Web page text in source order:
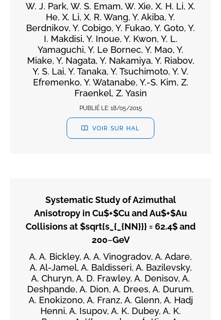
W. J. Park, W. S. Emam, W. Xie, X. H. Li, X.
He, X. Li, X. R. Wang, Y. Akiba, Y.
Berdnikov, Y. Cobigo, Y. Fukao, Y. Goto, Y.
I. Makdisi, Y. Inoue, Y. Kwon, Y. L.
Yamaguchi, Y. Le Bornec, Y. Mao, Y.
Miake, Y. Nagata, Y. Nakamiya, Y. Riabov,
Y. S. Lai, Y. Tanaka, Y. Tsuchimoto, Y. V.
Efremenko, Y. Watanabe, Y.-S. Kim, Z.
Fraenkel, Z. Yasin
PUBLIÉ LE: 18/05/2015
VOIR SUR HAL
Systematic Study of Azimuthal
Anisotropy in Cu$+$Cu and Au$+$Au
Collisions at $sqrt{s_{_{NN}}} = 62.4$ and
200~GeV
A. A. Bickley, A. A. Vinogradov, A. Adare,
A. Al-Jamel, A. Baldisseri, A. Bazilevsky,
A. Churyn, A. D. Frawley, A. Denisov, A.
Deshpande, A. Dion, A. Drees, A. Durum,
A. Enokizono, A. Franz, A. Glenn, A. Hadj
Henni, A. Isupov, A. K. Dubey, A. K.